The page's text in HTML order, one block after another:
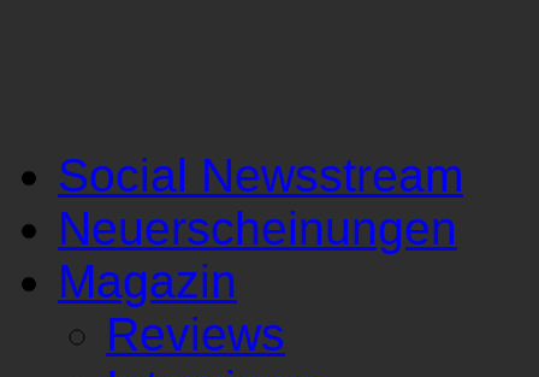
Social Newsstream
Neuerscheinungen
Magazin
Reviews